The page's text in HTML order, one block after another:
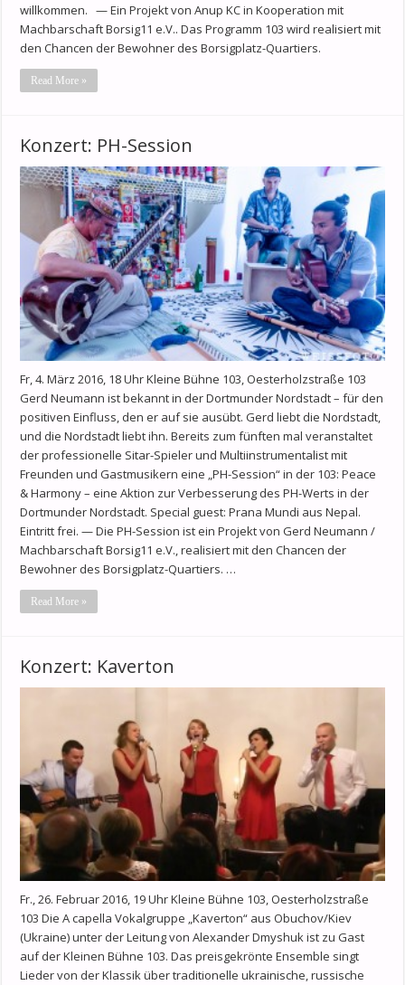
willkommen. — Ein Projekt von Anup KC in Kooperation mit
Machbarschaft Borsig11 e.V.. Das Programm 103 wird realisiert mit
den Chancen der Bewohner des Borsigplatz-Quartiers.
Read More »
Konzert: PH-Session
Fr, 4. März 2016, 18 Uhr Kleine Bühne 103, Oesterholzstraße 103
Gerd Neumann ist bekannt in der Dortmunder Nordstadt – für den
positiven Einfluss, den er auf sie ausübt. Gerd liebt die Nordstadt,
und die Nordstadt liebt ihn. Bereits zum fünften mal veranstaltet
der professionelle Sitar-Spieler und Multiinstrumentalist mit
Freunden und Gastmusikern eine „PH-Session“ in der 103: Peace
& Harmony – eine Aktion zur Verbesserung des PH-Werts in der
Dortmunder Nordstadt. Special guest: Prana Mundi aus Nepal.
Eintritt frei. — Die PH-Session ist ein Projekt von Gerd Neumann /
Machbarschaft Borsig11 e.V., realisiert mit den Chancen der
Bewohner des Borsigplatz-Quartiers. …
Read More »
Konzert: Kaverton
Fr., 26. Februar 2016, 19 Uhr Kleine Bühne 103, Oesterholzstraße
103 Die A capella Vokalgruppe „Kaverton“ aus Obuchov/Kiev
(Ukraine) unter der Leitung von Alexander Dmyshuk ist zu Gast
auf der Kleinen Bühne 103. Das preisgekrönte Ensemble singt
Lieder von der Klassik über traditionelle ukrainische, russische